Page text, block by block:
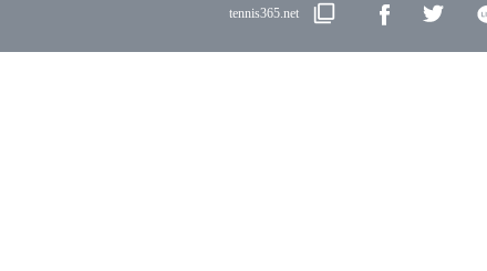
tennis365.net